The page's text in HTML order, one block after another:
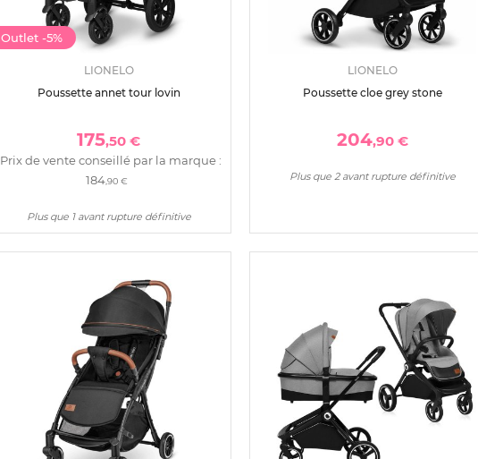
Outlet -5%
LIONELO
Poussette annet tour lovin
175,50 €
Prix de vente conseillé par la marque :
184,90 €
Plus que 1 avant rupture définitive
LIONELO
Poussette cloe grey stone
204,90 €
Plus que 2 avant rupture définitive